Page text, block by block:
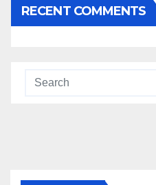
RECENT COMMENTS